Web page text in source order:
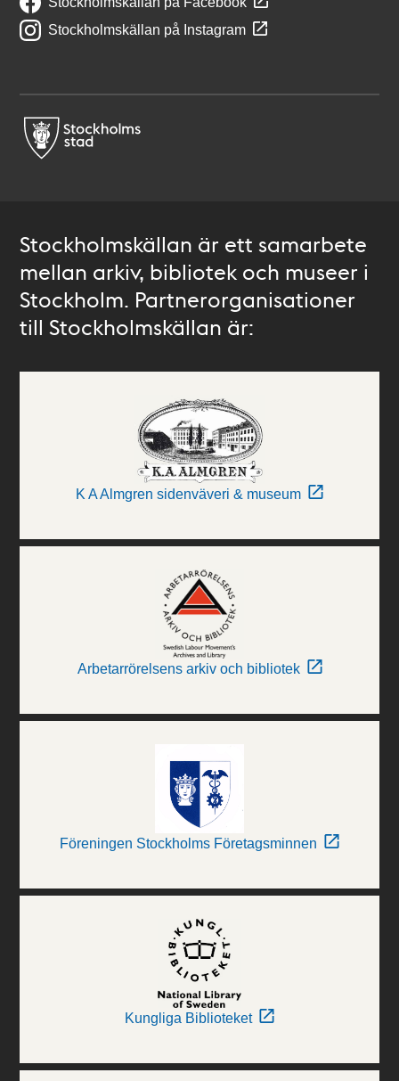
Stockholmskällan på Instagram
Stockholmskällan är ett samarbete
mellan arkiv, bibliotek och museer i
Stockholm. Partnerorganisationer
till Stockholmskällan är:
K A Almgren sidenväveri & museum
Arbetarrörelsens arkiv och bibliotek
Föreningen Stockholms Företagsminnen
Kungliga Biblioteket